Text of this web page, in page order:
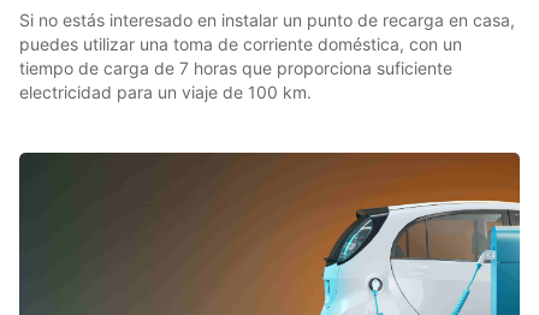
Si no estás interesado en instalar un punto de recarga en casa,
puedes utilizar una toma de corriente doméstica, con un
tiempo de carga de 7 horas que proporciona suficiente
electricidad para un viaje de 100 km.